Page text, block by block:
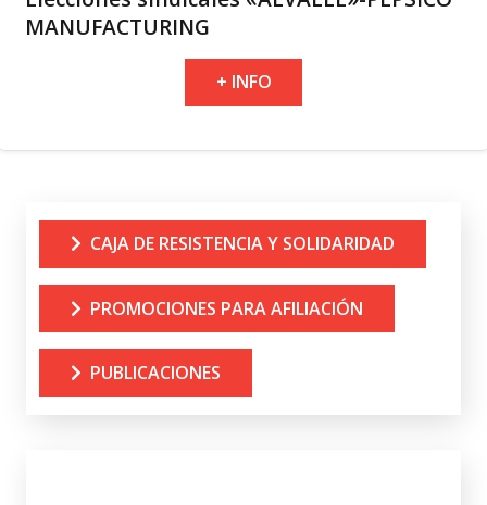
MANUFACTURING
+ INFO
CAJA DE RESISTENCIA Y SOLIDARIDAD
PROMOCIONES PARA AFILIACIÓN
PUBLICACIONES